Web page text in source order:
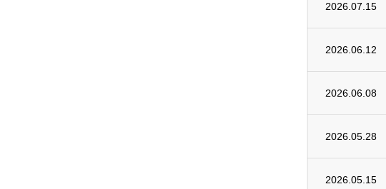
2026.07.15
2026.06.12
2026.06.08
2026.05.28
2026.05.15